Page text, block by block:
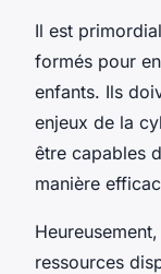
Il est
formés pour
enfants. Ils
enjeux de la
être capables
manière
ressources